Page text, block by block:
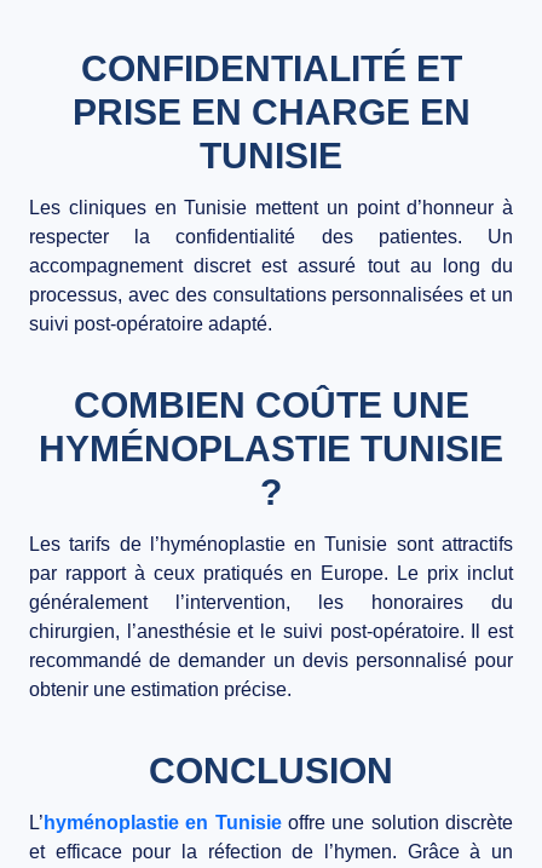
CONFIDENTIALITÉ ET
PRISE EN CHARGE EN
TUNISIE
Les cliniques en Tunisie mettent un point d’honneur à
respecter la confidentialité des patientes. Un
accompagnement discret est assuré tout au long du
processus, avec des consultations personnalisées et un
suivi post-opératoire adapté.
COMBIEN COÛTE UNE
HYMÉNOPLASTIE TUNISIE
?
Les tarifs de l’hyménoplastie en Tunisie sont attractifs
par rapport à ceux pratiqués en Europe. Le prix inclut
généralement l’intervention, les honoraires du
chirurgien, l’anesthésie et le suivi post-opératoire. Il est
recommandé de demander un devis personnalisé pour
obtenir une estimation précise.
CONCLUSION
L’ hyménoplastie en Tunisieoffre une solution discrète
et efficace pour la réfection de l’hymen. Grâce à un